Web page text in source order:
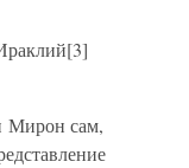
Мирон сам,